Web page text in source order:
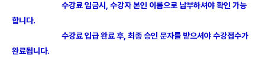
수강료 입금시, 수강자 본인 이름으로 납부하셔야 확인 가능
합니다.
수강료 입급 완료 후, 최종 승인 문자를 받으셔야 수강접수가
완료됩니다.